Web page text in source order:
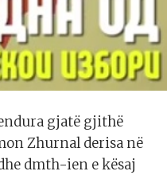
gjatë gjithë
Zhurnal derisa në
dmth-ien e kësaj